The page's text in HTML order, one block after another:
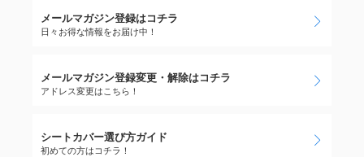
メールマガジン登録はコチラ
日々お得な情報をお届け中！
メールマガジン登録変更・解除はコチラ
アドレス変更はこちら！
シートカバー選び方ガイド
初めての方はコチラ！